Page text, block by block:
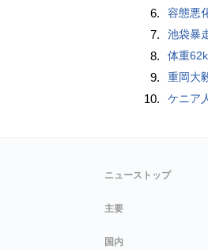
6. 容態悪
7. 池袋暴
8. 体重
9. 重岡大
10. ケニア
ニューストップ
主要
国内